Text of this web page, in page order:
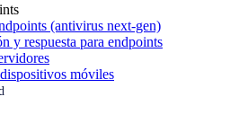
(antivirus next-gen)
y respuesta para endpoints
móviles